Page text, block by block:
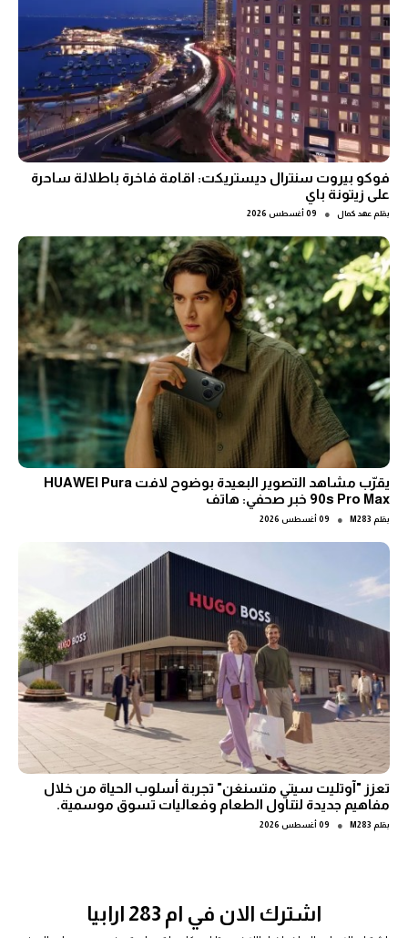
فوكو بيروت سنترال ديستريكت: اقامة فاخرة باطلالة ساحرة
على زيتونة باي
بقلم عهد كمال ● 09 أغسطس 2026
يقرّب مشاهد التصوير البعيدة بوضوح لافت HUAWEI Pura
90s Pro Max خبر صحفي: هاتف
بقلم M283
● 09 أغسطس 2026
تعزز "آوتليت سيتي متسنغن" تجربة أسلوب الحياة من خلال
مفاهيم جديدة لتناول الطعام وفعاليات تسوق موسمية.
بقلم M283
● 09 أغسطس 2026
اشترك الان في ام 283 ارابيا